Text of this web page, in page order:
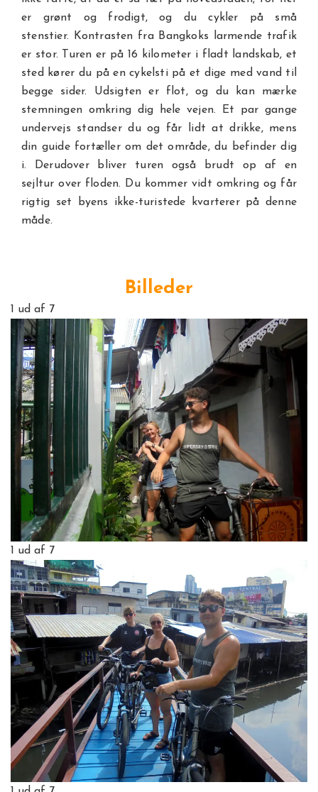
er grønt og frodigt, og du cykler på små
stenstier. Kontrasten fra Bangkoks larmende trafik
er stor. Turen er på 16 kilometer i fladt landskab, et
sted kører du på en cykelsti på et dige med vand til
begge sider. Udsigten er flot, og du kan mærke
stemningen omkring dig hele vejen. Et par gange
undervejs standser du og får lidt at drikke, mens
din guide fortæller om det område, du befinder dig
i. Derudover bliver turen også brudt op af en
sejltur over floden. Du kommer vidt omkring og får
rigtig set byens ikke-turistede kvarterer på denne
måde.
Billeder
1 ud af 7
1 ud af 7